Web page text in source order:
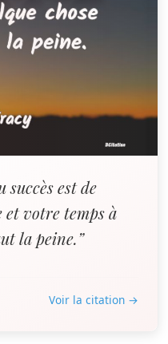
succès est de
votre temps à
la peine.”
Voir la citation →